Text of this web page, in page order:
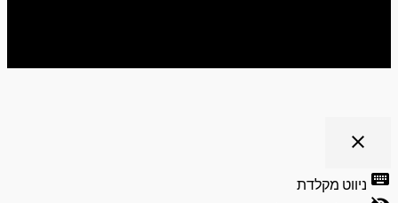
close
וסגירה
של
ניווט מקלדת